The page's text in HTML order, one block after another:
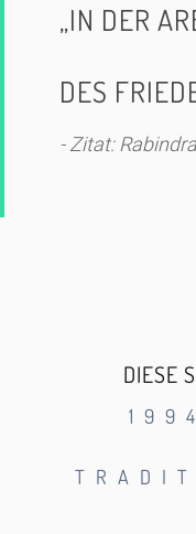
„IN DER
DES
- Zitat:
DIESE